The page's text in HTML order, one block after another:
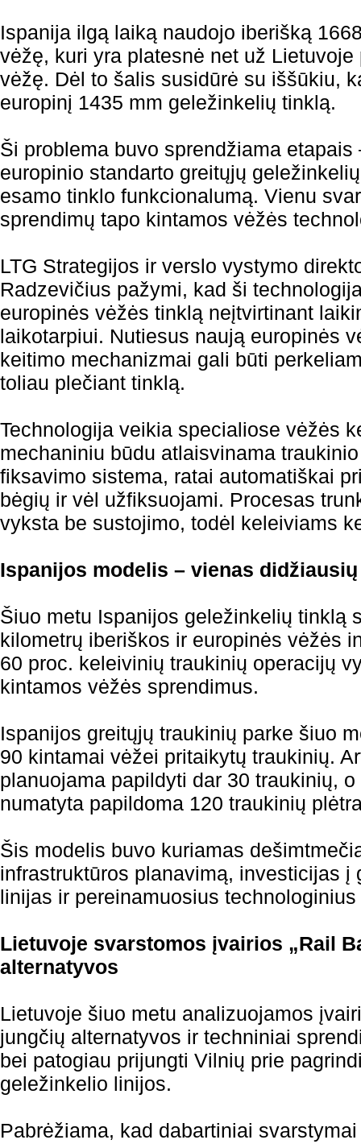
Ispanija ilgą laiką naudojo iberišką
vėžę, kuri yra platesnė net už
vėžę. Dėl to šalis susidūrė su iššūkiu,
europinį 1435 mm geležinkelių tinklą.
Ši problema buvo sprendžiama
europinio standarto greitųjų
esamo tinklo funkcionalumą. Vienu
sprendimų tapo kintamos vėžės
LTG Strategijos ir verslo vystymo
Radzevičius pažymi, kad ši
europinės vėžės tinklą neįtvirtinant
laikotarpiui. Nutiesus naują europinės
keitimo mechanizmai gali būti
toliau plečiant tinklą.
Technologija veikia specialiose vėžės
mechaniniu būdu atlaisvinama
fiksavimo sistema, ratai automatiškai
bėgių ir vėl užfiksuojami. Procesas
vyksta be sustojimo, todėl keleiviams
Ispanijos modelis – vienas
Šiuo metu Ispanijos geležinkelių tinklą
kilometrų iberiškos ir europinės vėžės
60 proc. keleivinių traukinių operacijų
kintamos vėžės sprendimus.
Ispanijos greitųjų traukinių parke šiuo
90 kintamai vėžei pritaikytų traukinių.
planuojama papildyti dar 30 traukinių,
numatyta papildoma 120 traukinių
Šis modelis buvo kuriamas
infrastruktūros planavimą, investicijas į
linijas ir pereinamuosius
Lietuvoje svarstomos įvairios „Rail
alternatyvos
Lietuvoje šiuo metu analizuojamos
jungčių alternatyvos ir techniniai
bei patogiau prijungti Vilnių prie
geležinkelio linijos.
Pabrėžiama, kad dabartiniai